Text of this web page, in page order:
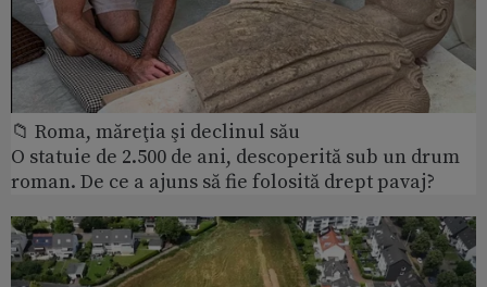
📁 Roma, măreţia şi declinul său
O statuie de 2.500 de ani, descoperită sub un drum
roman. De ce a ajuns să fie folosită drept pavaj?